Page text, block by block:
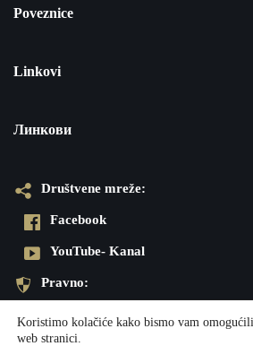
Poveznice
Linkovi
Линкови
Društvene mreže:
Facebook
YouTube- Kanal
Pravno:
Koristimo kolačiće kako bismo vam
web stranici.